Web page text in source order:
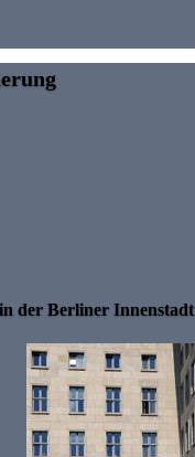
der Berliner Innenstadt